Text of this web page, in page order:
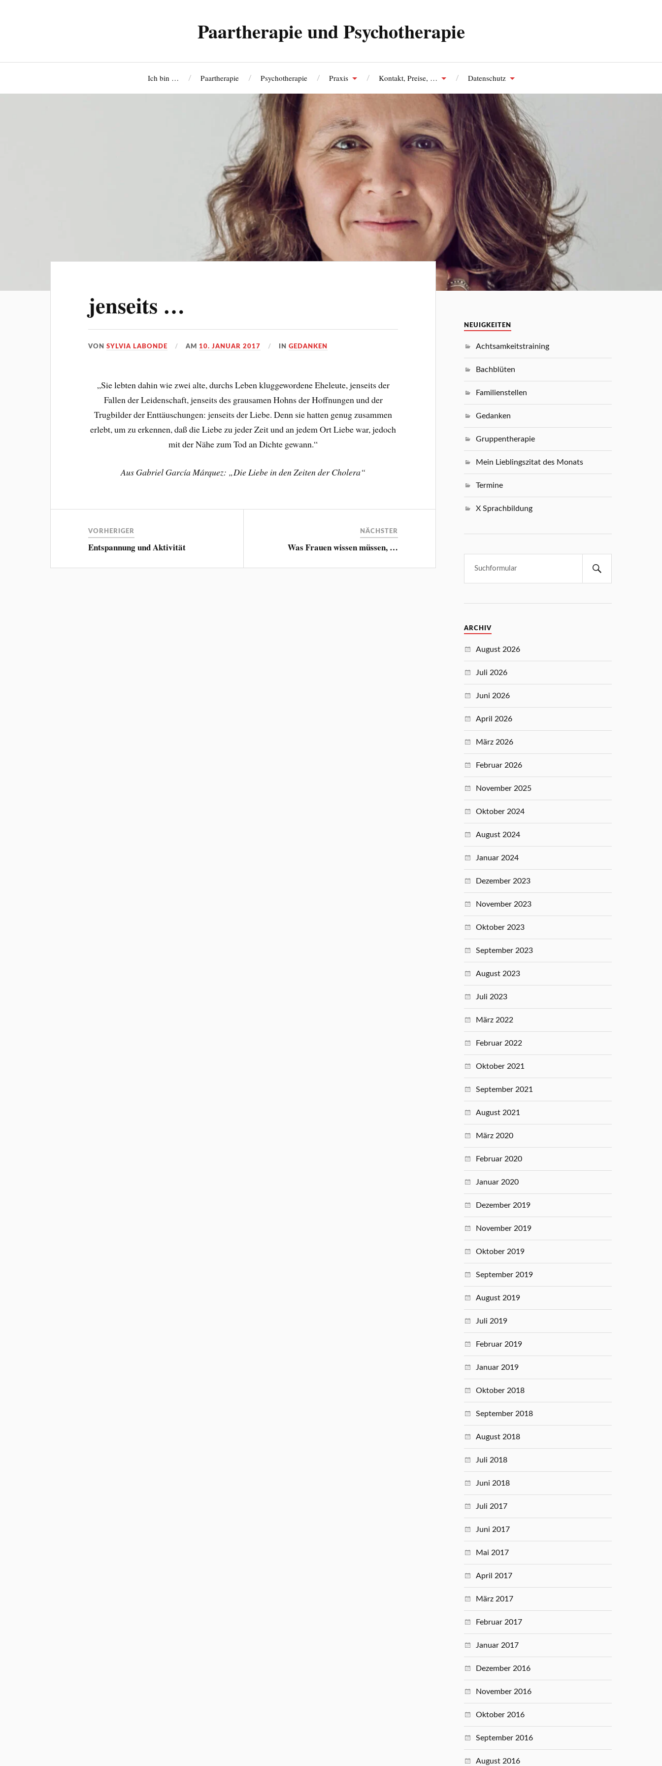
Paartherapie und Psychotherapie
Ich bin … Paartherapie Psychotherapie Praxis Kontakt, Preise, … Datenschutz
jenseits …
VONSYLVIA LABONDE AM10. JANUAR 2017 INGEDANKEN
„Sie lebten dahin wie zwei alte, durchs Leben kluggewordene Eheleute, jenseits der
Fallen der Leidenschaft, jenseits des grausamen Hohns der Hoffnungen und der
Trugbilder der Enttäuschungen: jenseits der Liebe. Denn sie hatten genug zusammen
erlebt, um zu erkennen, daß die Liebe zu jeder Zeit und an jedem Ort Liebe war, jedoch
mit der Nähe zum Tod an Dichte gewann.“
Aus Gabriel García Márquez: „Die Liebe in den Zeiten der Cholera“
VORHERIGER
Entspannung und Aktivität
NÄCHSTER
Was Frauen wissen müssen, …
NEUIGKEITEN
Achtsamkeitstraining
Bachblüten
Familienstellen
Gedanken
Gruppentherapie
Mein Lieblingszitat des Monats
Termine
X Sprachbildung
ARCHIV
August 2026
Juli 2026
Juni 2026
April 2026
März 2026
Februar 2026
November 2025
Oktober 2024
August 2024
Januar 2024
Dezember 2023
November 2023
Oktober 2023
September 2023
August 2023
Juli 2023
März 2022
Februar 2022
Oktober 2021
September 2021
August 2021
März 2020
Februar 2020
Januar 2020
Dezember 2019
November 2019
Oktober 2019
September 2019
August 2019
Juli 2019
Februar 2019
Januar 2019
Oktober 2018
September 2018
August 2018
Juli 2018
Juni 2018
Juli 2017
Juni 2017
Mai 2017
April 2017
März 2017
Februar 2017
Januar 2017
Dezember 2016
November 2016
Oktober 2016
September 2016
August 2016